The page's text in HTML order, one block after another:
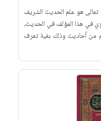
تعالى هو علم الحديث الشريف
في هذا المؤلف في الحديث،
أحاديث وذلك بغية تعرف